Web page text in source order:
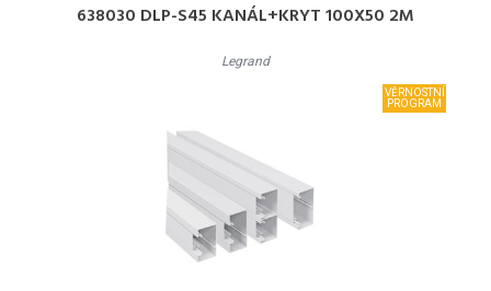
638030 DLP-S45 KANÁL+KRYT 100X50 2M
Legrand
VĚRNOSTNÍ
PROGRAM